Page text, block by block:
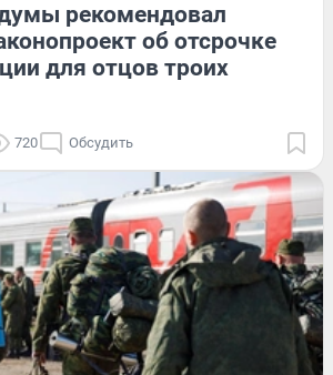
рекомендовал
об отсрочке
для отцов троих
720 Обсудить